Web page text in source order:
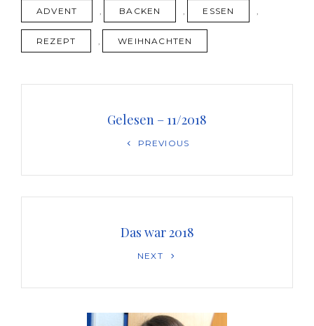
TAGSADVENT , BACKEN , ESSEN ,
REZEPT , WEIHNACHTEN
Gelesen – 11/2018
PREVIOUS
Das war 2018
NEXT